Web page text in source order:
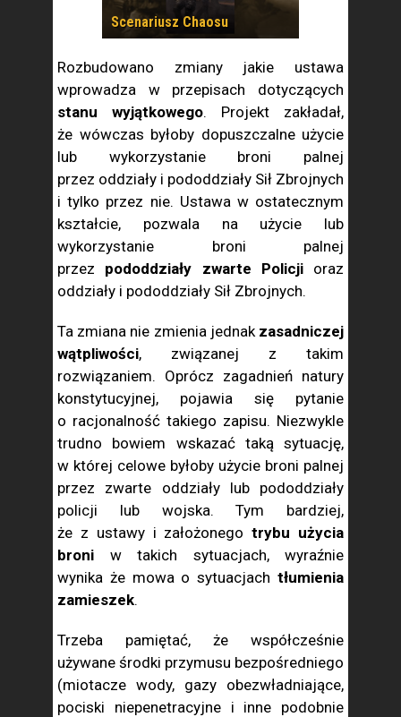
Scenariusz Chaosu
Rozbudowano zmiany jakie ustawa
wprowadza w przepisach dotyczących
stanu wyjątkowego. Projekt zakładał,
że wówczas byłoby dopuszczalne użycie
lub wykorzystanie broni palnej
przez oddziały i pododdziały Sił Zbrojnych
i tylko przez nie. Ustawa w ostatecznym
kształcie, pozwala na użycie lub
wykorzystanie broni palnej
przez pododdziały zwarte Policjioraz
oddziały i pododdziały Sił Zbrojnych.
Ta zmiana nie zmienia jednak zasadniczej
wątpliwości, związanej z takim
rozwiązaniem. Oprócz zagadnień natury
konstytucyjnej, pojawia się pytanie
o racjonalność takiego zapisu. Niezwykle
trudno bowiem wskazać taką sytuację,
w której celowe byłoby użycie broni palnej
przez zwarte oddziały lub pododdziały
policji lub wojska. Tym bardziej,
że z ustawy i założonegotrybu użycia
broni w takich sytuacjach, wyraźnie
wynika że mowa o sytuacjach tłumienia
zamieszek.
Trzeba pamiętać, że współcześnie
używane środki przymusu bezpośredniego
(miotacze wody, gazy obezwładniające,
pociski niepenetracyjne i inne podobnie